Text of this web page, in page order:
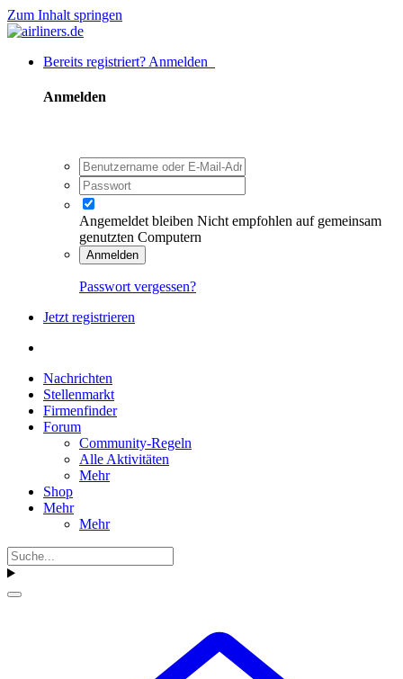
Zum Inhalt springen
Bereits registriert? Anmelden
Anmelden
Angemeldet bleiben Nicht empfohlen auf gemeinsam
genutzten Computern
Anmelden
Passwort vergessen?
Jetzt registrieren
Nachrichten
Stellenmarkt
Firmenfinder
Forum
Community-Regeln
Alle Aktivitäten
Mehr
Shop
Mehr
Mehr